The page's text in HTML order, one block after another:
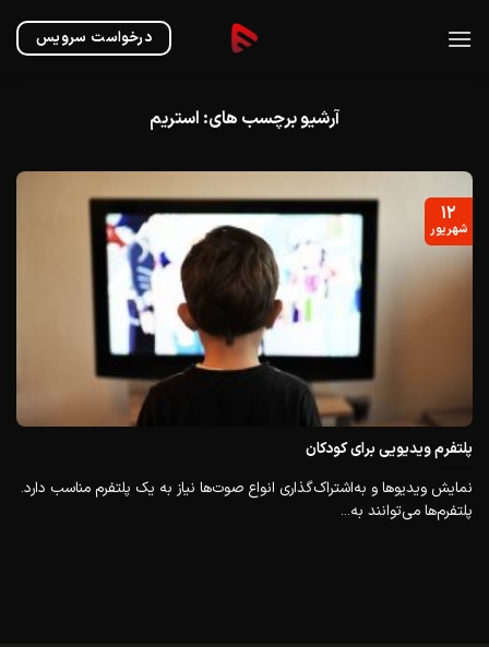
درخواست سرویس
آرشیو برچسب های: استریم
پلتفرم ویدیویی برای کودکان
نمایش ویدیوها و به‌اشتراک‌گذاری انواع صوت‌ها نیاز به یک پلتفرم مناسب دارد.
پلتفرم‌ها می‌توانند به...
۱۲
شهریور